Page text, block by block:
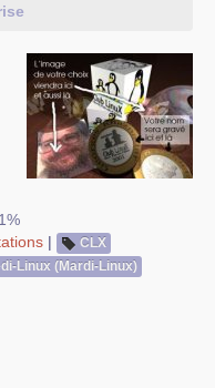
|
CLX
Linux (Mardi-Linux)